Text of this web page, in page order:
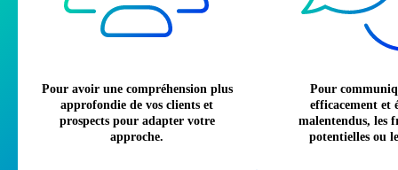
Pour avoir une compréhension plus
approfondie de vos clients et
prospects pour adapter votre
approche.
Pour
efficacement et
malentendus, les
potentielles ou